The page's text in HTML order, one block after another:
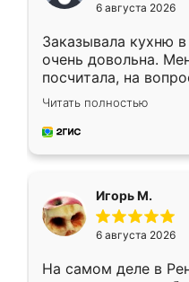
6 августа 2026
Заказывала кухню
очень довольна.
посчитала, на
Замерщик приехал
делу со всей
за день, ребята
Читать полностью
Игорь М.
6 августа 2026
На самом деле в